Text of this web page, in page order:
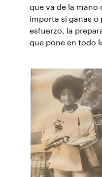
que va de la mano
importa si ganas o
esfuerzo, la
que pone en todo